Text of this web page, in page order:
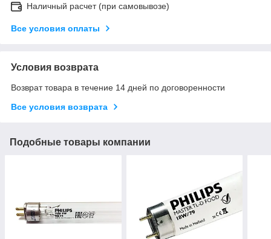
Наличный расчет (при самовывозе)
Все условия оплаты
Условия возврата
Возврат товара в течение 14 дней по договоренности
Все условия возврата
Подобные товары компании